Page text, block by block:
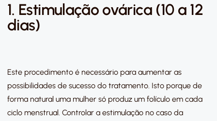
1. Estimulação ovárica (10 a 12
dias)
Este procedimento é necessário para aumentar as
possibilidades de sucesso do tratamento. Isto porque de
forma natural uma mulher só produz um folículo em cada
ciclo menstrual. Controlar a estimulação no caso da